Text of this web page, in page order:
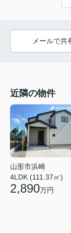
メールで共
近隣の物件
山形市浜崎
4LDK (111.37㎡)
2,890万円